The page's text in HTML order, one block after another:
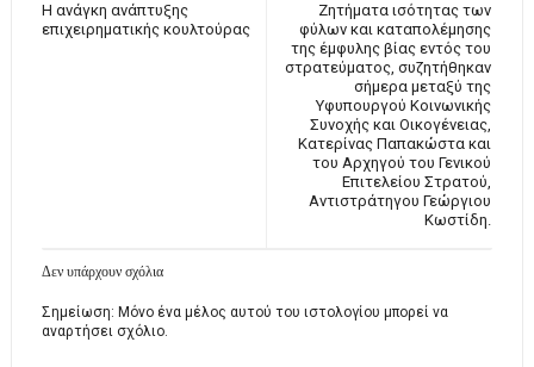
Ζητήματα ισότητας των
φύλων και καταπολέμησης
της έμφυλης βίας εντός του
στρατεύματος, συζητήθηκαν
σήμερα μεταξύ της
Υφυπουργού Κοινωνικής
Συνοχής και Οικογένειας,
Κατερίνας Παπακώστα και
του Αρχηγού του Γενικού
Επιτελείου Στρατού,
Αντιστράτηγου Γεώργιου
Κωστίδη.
Η ανάγκη ανάπτυξης
επιχειρηματικής κουλτούρας
Δεν υπάρχουν σχόλια
Σημείωση: Μόνο ένα μέλος αυτού του ιστολογίου μπορεί να
αναρτήσει σχόλιο.